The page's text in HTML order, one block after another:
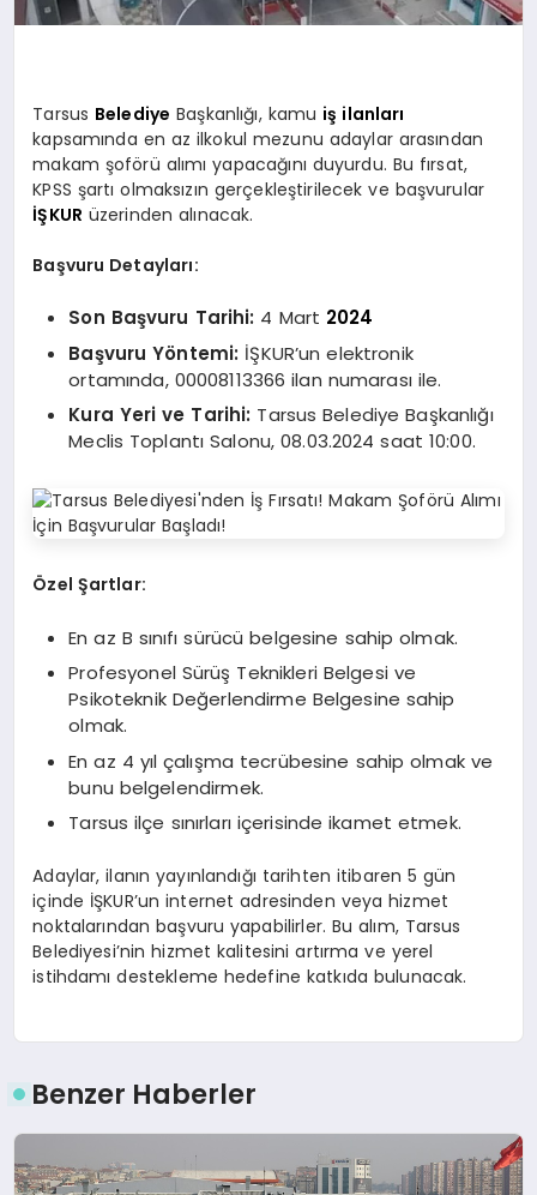
Tarsus Belediye Başkanlığı, kamu iş ilanları
kapsamında en az ilkokul mezunu adaylar arasından
makam şoförü alımı yapacağını duyurdu. Bu fırsat,
KPSS şartı olmaksızın gerçekleştirilecek ve başvurular
İŞKUR üzerinden alınacak.
Başvuru Detayları:
Son Başvuru Tarihi: 4 Mart 2024
Başvuru Yöntemi: İŞKUR’un elektronik
ortamında, 00008113366 ilan numarası ile.
Kura Yeri ve Tarihi: Tarsus Belediye Başkanlığı
Meclis Toplantı Salonu, 08.03.2024 saat 10:00.
Özel Şartlar:
En az B sınıfı sürücü belgesine sahip olmak.
Profesyonel Sürüş Teknikleri Belgesi ve
Psikoteknik Değerlendirme Belgesine sahip
olmak.
En az 4 yıl çalışma tecrübesine sahip olmak ve
bunu belgelendirmek.
Tarsus ilçe sınırları içerisinde ikamet etmek.
Adaylar, ilanın yayınlandığı tarihten itibaren 5 gün
içinde İŞKUR’un internet adresinden veya hizmet
noktalarından başvuru yapabilirler. Bu alım, Tarsus
Belediyesi’nin hizmet kalitesini artırma ve yerel
istihdamı destekleme hedefine katkıda bulunacak.
Benzer Haberler